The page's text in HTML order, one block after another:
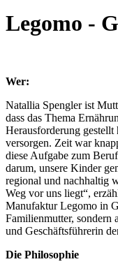
Legomo -
Wer:
Natallia Spengler ist
dass das Thema
Herausforderung
versorgen. Zeit war
diese Aufgabe zum
darum, unsere Kinder
regional und nachhaltig
Weg vor uns liegt“,
Manufaktur Legomo in
Familienmutter, sondern
und Geschäftsführerin
Die Philosophie